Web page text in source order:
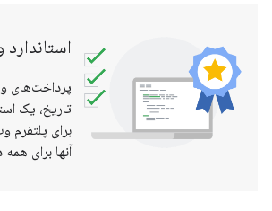
استاندارد
پرداخت‌های
تاریخ، یک
برای پلتفرم
آنها برای